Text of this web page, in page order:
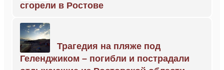
сгорели в Ростове
Трагедия на пляже под
Геленджиком – погибли и пострадали